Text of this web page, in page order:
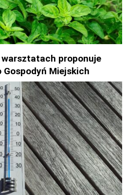
warsztatach proponuje
Gospodyń Miejskich